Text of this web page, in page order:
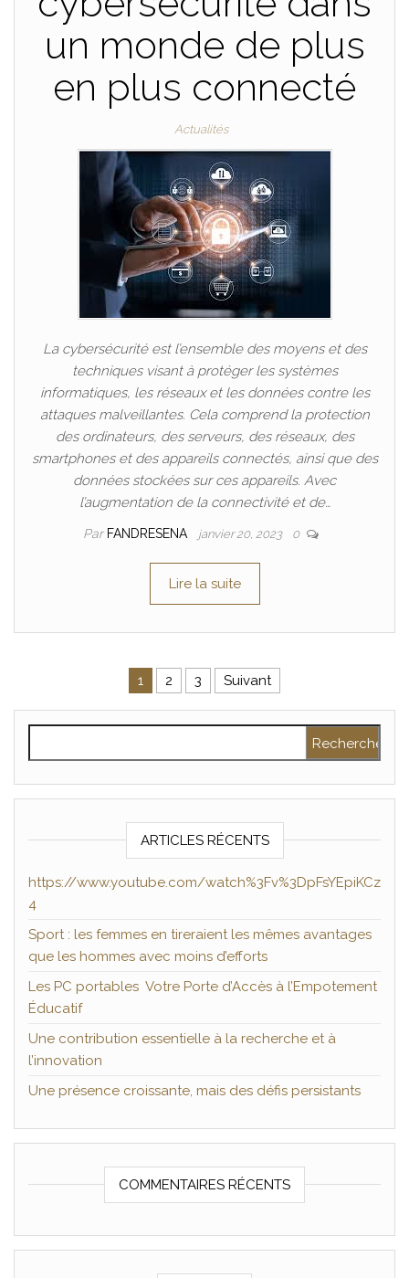
un monde de plus
en plus connecté
Actualités
La cybersécurité est l’ensemble des moyens et des
techniques visant à protéger les systèmes
informatiques, les réseaux et les données contre les
attaques malveillantes. Cela comprend la protection
des ordinateurs, des serveurs, des réseaux, des
smartphones et des appareils connectés, ainsi que des
données stockées sur ces appareils. Avec
l’augmentation de la connectivité et de…
Par FANDRESENA janvier 20, 2023 0
Lire la suite
Pagination des publications
1 2 3 Suivant
ARTICLES RÉCENTS
https://www.youtube.com/watch%3Fv%3DpFsYEpiKCz
4
Sport : les femmes en tireraient les mêmes avantages
que les hommes avec moins d’efforts
Les PC portables Votre Porte d’Accès à l’Empotement
Éducatif
Une contribution essentielle à la recherche et à
l’innovation
Une présence croissante, mais des défis persistants
COMMENTAIRES RÉCENTS